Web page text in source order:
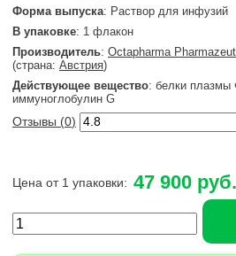
Форма выпуска: Раствор для инфузий
В упаковке: 1 флакон
Производитель: Octapharma
(страна: Австрия)
Действующее вещество: белки плазмы
иммуноглобулин G
Отзывы (0)
Цена от 1 упаковки: 47 900 руб.